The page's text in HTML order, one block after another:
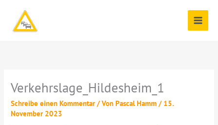
springen
Verkehrslage_Hildesheim_1
Schreibe einen Kommentar / VonPascal Hamm/ 15.
November 2023